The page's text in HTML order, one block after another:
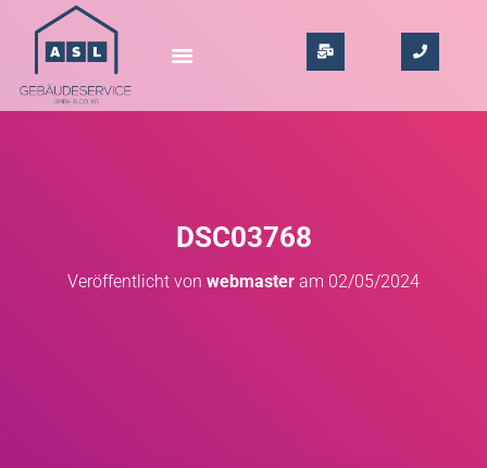
DSC03768
Veröffentlicht von webmaster am 02/05/2024